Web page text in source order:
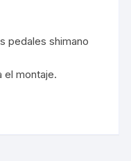
pedales shimano
el montaje.